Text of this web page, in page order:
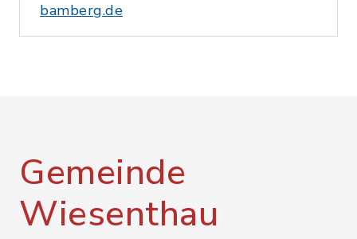
bamberg.de
Gemeinde
Wiesenthau